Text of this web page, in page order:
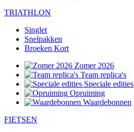
TRIATHLON
Singlet
Snelpakken
Broeken Kort
Zomer 2026
Team replica's
Speciale edities
Opruiming
Waardebonnen
FIETSEN